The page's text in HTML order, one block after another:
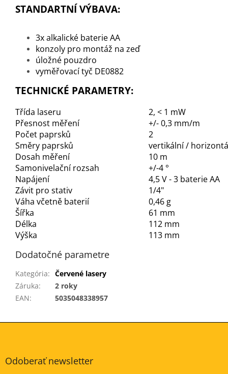
STANDARTNÍ VÝBAVA:
3x alkalické baterie AA
konzoly pro montáž na zeď
úložné pouzdro
vyměřovací tyč DE0882
TECHNICKÉ PARAMETRY:
Třída laseru
2, < 1 mW
Přesnost měření
+/- 0,3 mm/m
Počet paprsků
2
Směry paprsků
vertikální /
Dosah měření
10 m
Samonivelační rozsah
+/-4 °
Napájení
4,5 V - 3 baterie AA
Závit pro stativ
1/4"
Váha včetně baterií
0,46 g
Šířka
61 mm
Délka
112 mm
Výška
113 mm
Dodatočné parametre
Kategória: Červené lasery
Záruka:
2 roky
EAN: 5035048338957
Z
Odoberať newsletter